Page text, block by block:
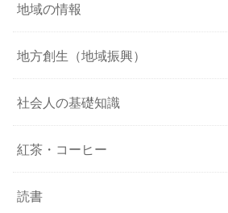
地域の情報
地方創生（地域振興）
社会人の基礎知識
紅茶・コーヒー
読書